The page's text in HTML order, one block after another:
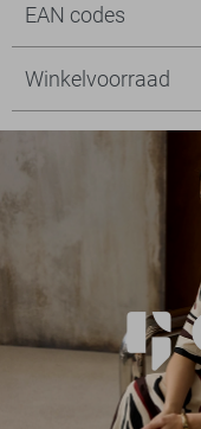
EAN codes
Winkelvoorraad